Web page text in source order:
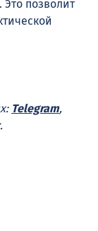
Это позволит
Telegram,
.